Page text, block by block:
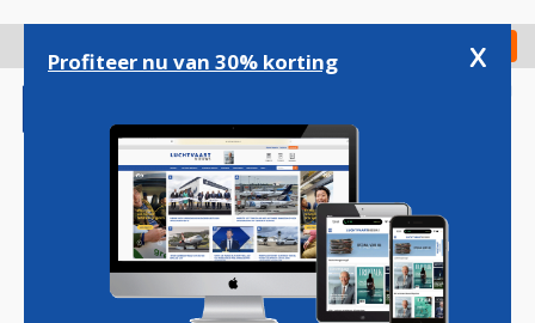
gaan
Check in
Magazine Podcasts Vacatures
Profiteer nu van 30% korting x